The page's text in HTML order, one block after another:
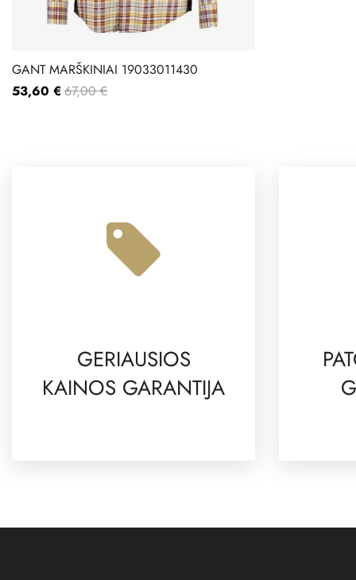
GANT MARŠKINIAI 19033011430
53,60 € 67,00 €
GERIAUSIOS
KAINOS GARANTIJA